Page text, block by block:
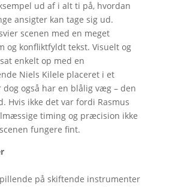
ud af i alt ti på, hvordan
ansigter kan tage sig ud.
scenen med en meget
og konfliktfyldt tekst. Visuelt og
enkelt op med en
Niels Kilele placeret i et
også har en blålig væg – den
Hvis ikke det var fordi Rasmus
timing og præcision ikke
fungere fint.
på skiftende instrumenter